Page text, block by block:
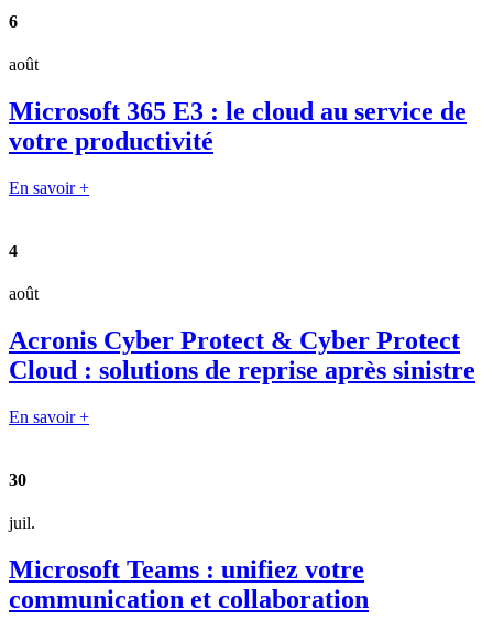
6
août
Microsoft 365 E3 : le cloud au service de
votre productivité
En savoir +
4
août
Acronis Cyber Protect & Cyber Protect
Cloud : solutions de reprise après sinistre
En savoir +
30
juil.
Microsoft Teams : unifiez votre
communication et collaboration